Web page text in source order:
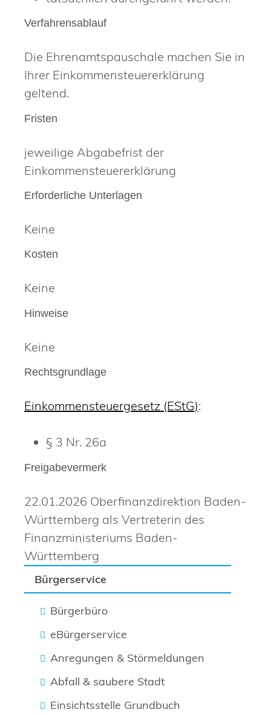
Bürgerservice
Bürgerbüro
eBürgerservice
Anregungen & Störmeldungen
Abfall & saubere Stadt
Einsichtsstelle Grundbuch
Verfahrensablauf
Die Ehrenamtspauschale machen Sie in
Ihrer Einkommensteuererklärung
geltend.
Fristen
jeweilige Abgabefrist der
Einkommensteuererklärung
Erforderliche Unterlagen
Keine
Kosten
Keine
Hinweise
Keine
Rechtsgrundlage
Einkommensteuergesetz (EStG):
§ 3 Nr. 26a
Freigabevermerk
22.01.2026 Oberfinanzdirektion Baden-
Württemberg als Vertreterin des
Finanzministeriums Baden-
Württemberg